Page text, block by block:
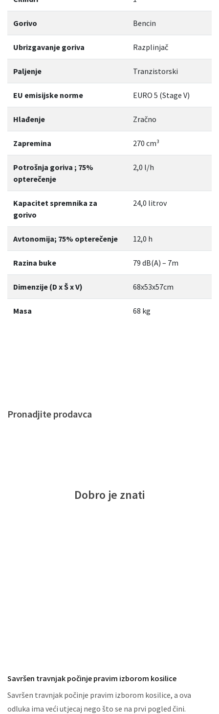
Gorivo Bencin
Ubrizgavanje goriva Razplinjač
Paljenje Tranzistorski
EU emisijske norme EURO 5 (Stage V)
Hlađenje Zračno
Zapremina 270 cm³
Potrošnja goriva ; 75%
opterečenje
2,0 l/h
Kapacitet spremnika za
gorivo
24,0 litrov
Avtonomija; 75% opterečenje 12,0 h
Razina buke 79 dB(A) – 7m
Dimenzije (D x Š x V) 68x53x57cm
Masa 68 kg
Pronadjite prodavca
Dobro je znati
Savršen travnjak počinje pravim izborom kosilice
Savršen travnjak počinje pravim izborom kosilice, a ova
odluka ima veći utjecaj nego što se na prvi pogled čini.